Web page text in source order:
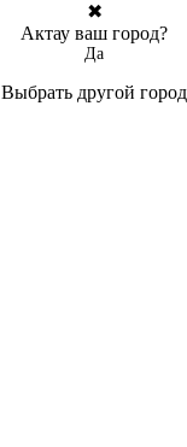
✖
Актау ваш город?
Да
Выбрать другой город